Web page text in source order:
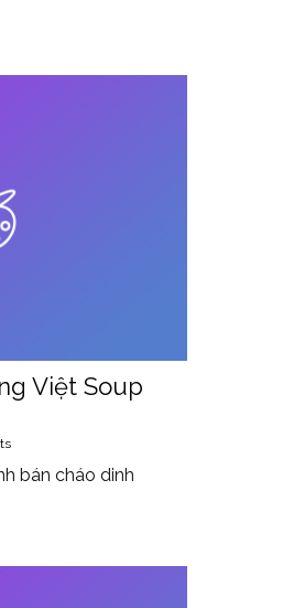
Việt Soup
bán cháo dinh